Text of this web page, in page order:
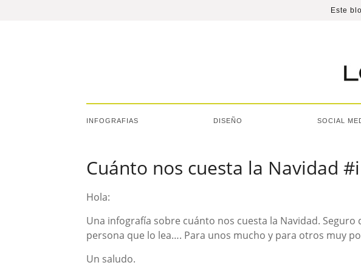
Este
INFOGRAFIAS DISEÑO SOCIAL
Cuánto nos cuesta la Navidad
Hola:
Una infografía sobre cuánto nos cuesta la Navidad.
persona que lo lea…. Para unos mucho y para otros muy
Un saludo.